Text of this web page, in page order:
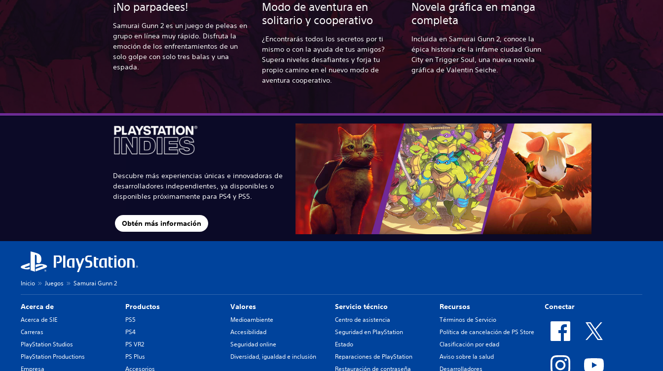
¡No parpadees!
Samurai Gunn 2 es un juego de peleas en
grupo en línea muy rápido. Disfruta la
emoción de los enfrentamientos de un
solo golpe con solo tres balas y una
espada.
Modo de aventura en
solitario y cooperativo
¿Encontrarás todos los secretos por ti
mismo o con la ayuda de tus amigos?
Supera niveles desafiantes y forja tu
propio camino en el nuevo modo de
aventura cooperativo.
Novela gráfica en manga
completa
Incluida en Samurai Gunn 2, conoce la
épica historia de la infame ciudad Gunn
City en Trigger Soul, una nueva novela
gráfica de Valentin Seiche.
Descubre más experiencias únicas e innovadoras de
desarrolladores independientes, ya disponibles o
disponibles próximamente para PS4 y PS5.
Obtén más información
Inicio Juegos Samurai Gunn 2
Acerca de
Acerca de SIE
Carreras
PlayStation Studios
PlayStation Productions
Empresa
Productos
PS5
PS4
PS VR2
PS Plus
Accesorios
Valores
Medioambiente
Accesibilidad
Seguridad online
Diversidad, igualdad e inclusión
Servicio técnico
Centro de asistencia
Seguridad en PlayStation
Estado
Reparaciones de PlayStation
Restauración de contraseña
Recursos
Términos de Servicio
Política de cancelación de PS Store
Clasificación por edad
Aviso sobre la salud
Desarrolladores
Conectar